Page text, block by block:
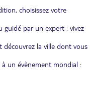
choisissez votre
guidé par un expert : vivez
découvrez la ville dont vous
un évènement mondial :